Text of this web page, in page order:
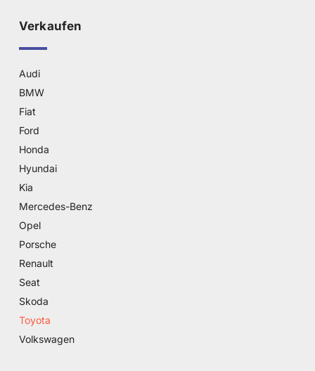
Verkaufen
Audi
BMW
Fiat
Ford
Honda
Hyundai
Kia
Mercedes-Benz
Opel
Porsche
Renault
Seat
Skoda
Toyota
Volkswagen